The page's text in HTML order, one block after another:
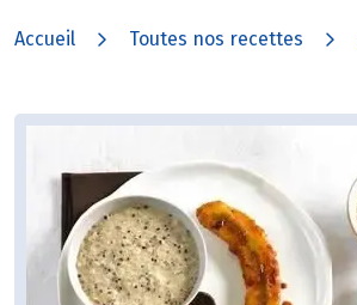
Accueil Toutes nos recettes